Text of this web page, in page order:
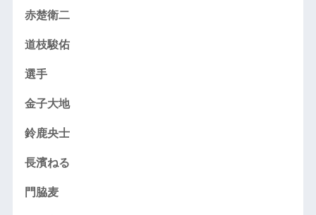
赤楚衛二
道枝駿佑
選手
金子大地
鈴鹿央士
長濱ねる
門脇麦